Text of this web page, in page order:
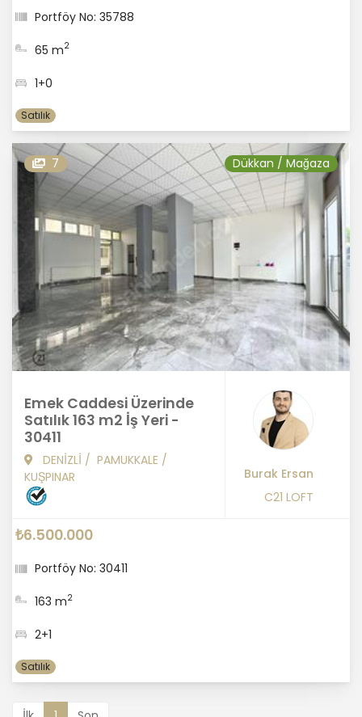
Portföy No: 35788
65 m2
1+0
Satılık
7 Dükkan / Mağaza
Emek Caddesi Üzerinde
Satılık 163 m2 İş Yeri -
30411
DENİZLİ / PAMUKKALE /
KUŞPINAR
Burak Ersan
C21 LOFT
₺6.500.000
Portföy No: 30411
163 m2
2+1
Satılık